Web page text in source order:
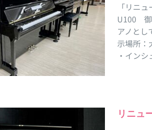
「リニ
U100 御
アノとし
示場所：
・イン
リニュ